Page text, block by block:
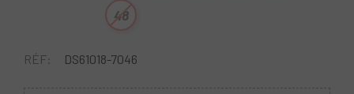
48
RÉF: DS61018-7046